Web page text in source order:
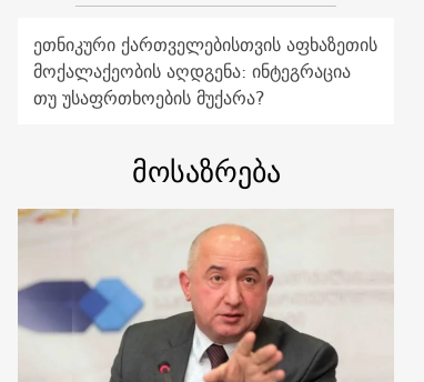
ეთნიკური ქართველებისთვის აფხაზეთის
მოქალაქეობის აღდგენა: ინტეგრაცია
თუ უსაფრთხოების მუქარა?
მოსაზრება